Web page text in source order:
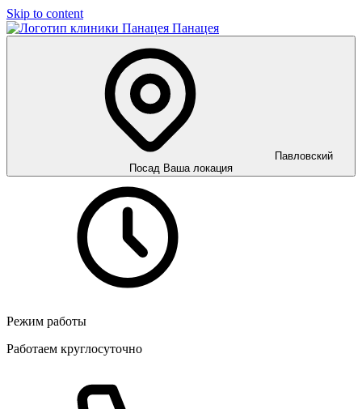
Skip to content
Панацея
Павловский
Посад Ваша локация
Режим работы
Работаем круглосуточно